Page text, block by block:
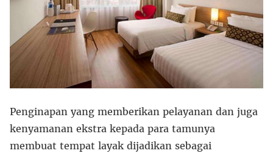
Penginapan yang memberikan pelayanan dan juga
kenyamanan ekstra kepada para tamunya
membuat tempat layak dijadikan sebagai